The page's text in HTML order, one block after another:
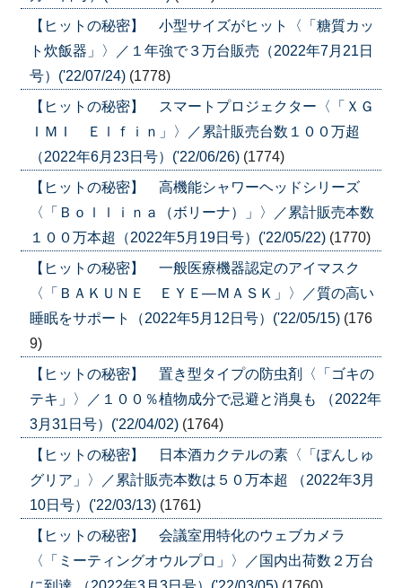
【ヒットの秘密】 小型サイズがヒット〈「糖質カッ
ト炊飯器」〉／１年強で３万台販売（2022年7月21日
号）('22/07/24) (1778)
【ヒットの秘密】 スマートプロジェクター〈「ＸＧ
ＩＭＩ Ｅｌｆｉｎ」〉／累計販売台数１００万超
（2022年6月23日号）('22/06/26) (1774)
【ヒットの秘密】 高機能シャワーヘッドシリーズ
〈「Ｂｏｌｌｉｎａ（ボリーナ）」〉／累計販売本数
１００万本超（2022年5月19日号）('22/05/22) (1770)
【ヒットの秘密】 一般医療機器認定のアイマスク
〈「ＢＡＫＵＮＥ ＥＹＥ―ＭＡＳＫ」〉／質の高い
睡眠をサポート（2022年5月12日号）('22/05/15) (176
9)
【ヒットの秘密】 置き型タイプの防虫剤〈「ゴキの
テキ」〉／１００％植物成分で忌避と消臭も （2022年
3月31日号）('22/04/02) (1764)
【ヒットの秘密】 日本酒カクテルの素〈「ぽんしゅ
グリア」〉／累計販売本数は５０万本超 （2022年3月
10日号）('22/03/13) (1761)
【ヒットの秘密】 会議室用特化のウェブカメラ
〈「ミーティングオウルプロ」〉／国内出荷数２万台